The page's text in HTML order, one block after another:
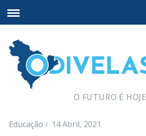
O FUTURO É HOJE
Educação 14 Abril, 2021